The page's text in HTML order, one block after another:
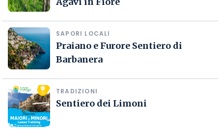
SAPORI LOCALI
Praiano e Furore Sentiero di
Barbanera
TRADIZIONI
Sentiero dei Limoni